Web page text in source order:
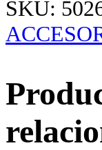
SKU: